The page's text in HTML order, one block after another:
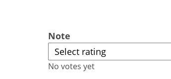
Note
No votes yet